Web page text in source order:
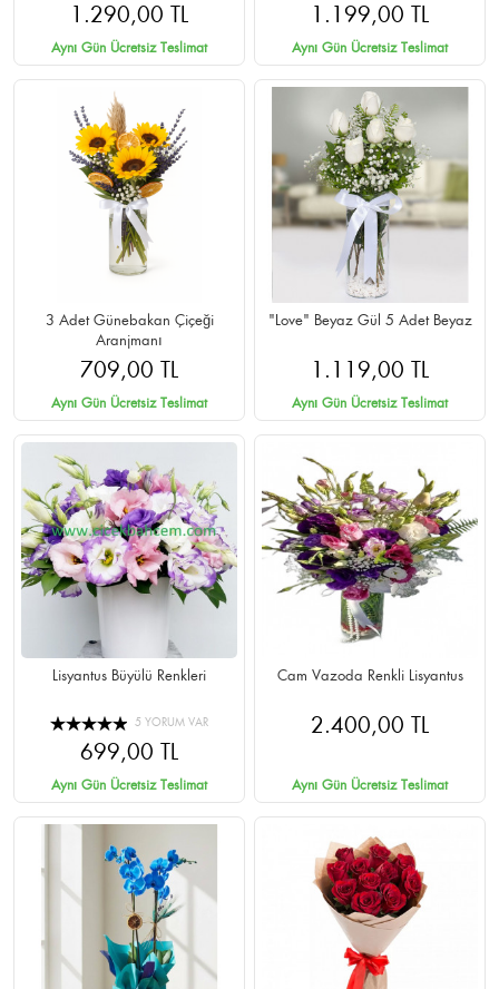
1.290,00 TL
Aynı Gün Ücretsiz Teslimat
1.199,00 TL
Aynı Gün Ücretsiz Teslimat
3 Adet Günebakan Çiçeği
Aranjmanı
709,00 TL
Aynı Gün Ücretsiz Teslimat
"Love" Beyaz Gül 5 Adet Beyaz
1.119,00 TL
Aynı Gün Ücretsiz Teslimat
Lisyantus Büyülü Renkleri
5 YORUM VAR
699,00 TL
Aynı Gün Ücretsiz Teslimat
Cam Vazoda Renkli Lisyantus
2.400,00 TL
Aynı Gün Ücretsiz Teslimat